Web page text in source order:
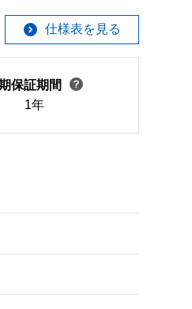
仕様表を見る
保証期間
1年